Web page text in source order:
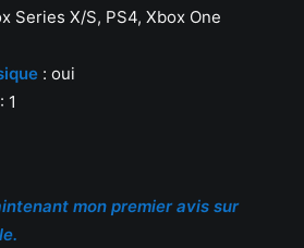
Series X/S, PS4, Xbox One
: oui
: 1
mon premier avis sur